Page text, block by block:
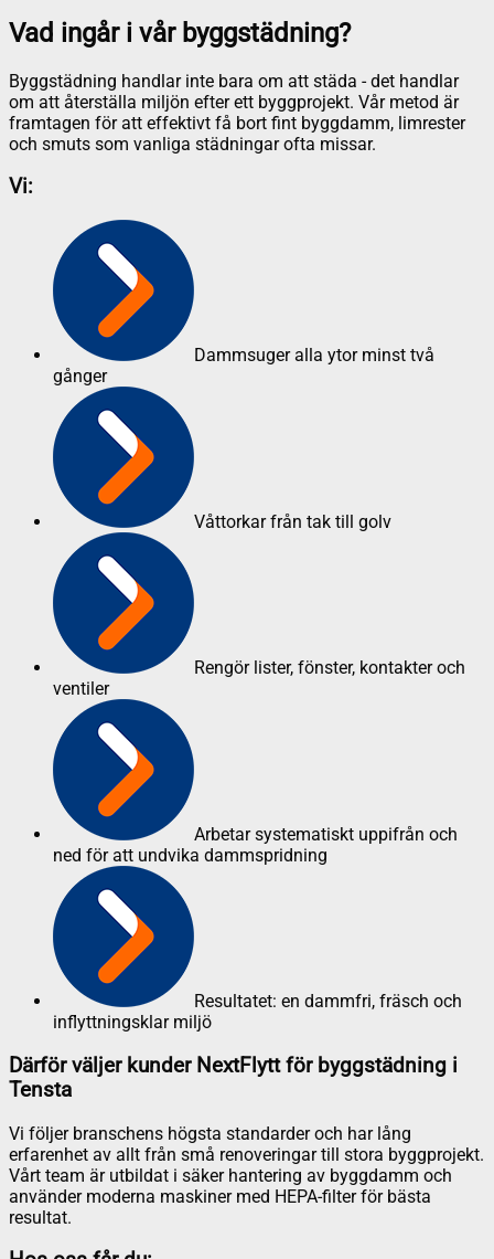
Vad ingår i vår byggstädning?
Byggstädning handlar inte bara om att städa - det handlar
om att återställa miljön efter ett byggprojekt. Vår metod är
framtagen för att effektivt få bort fint byggdamm, limrester
och smuts som vanliga städningar ofta missar.
Vi:
Dammsuger alla ytor minst två
gånger
Våttorkar från tak till golv
Rengör lister, fönster, kontakter och
ventiler
Arbetar systematiskt uppifrån och
ned för att undvika dammspridning
Resultatet: en dammfri, fräsch och
inflyttningsklar miljö
Därför väljer kunder NextFlytt för byggstädning i
Tensta
Vi följer branschens högsta standarder och har lång
erfarenhet av allt från små renoveringar till stora byggprojekt.
Vårt team är utbildat i säker hantering av byggdamm och
använder moderna maskiner med HEPA-filter för bästa
resultat.